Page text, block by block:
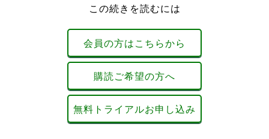
この続きを読むには
会員の方はこちらから
購読ご希望の方へ
無料トライアルお申し込み